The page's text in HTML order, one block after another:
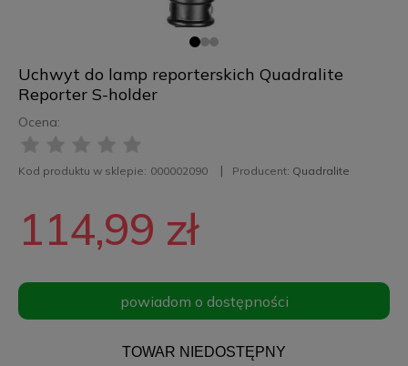
Uchwyt do lamp reporterskich Quadralite
Reporter S-holder
Ocena:
Kod produktu w sklepie: 000002090 Producent: Quadralite
114,99 zł
powiadom o dostępności
TOWAR NIEDOSTĘPNY